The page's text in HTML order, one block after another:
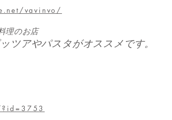
vavinvo/
理のお店
ツアやパスタがオススメです。